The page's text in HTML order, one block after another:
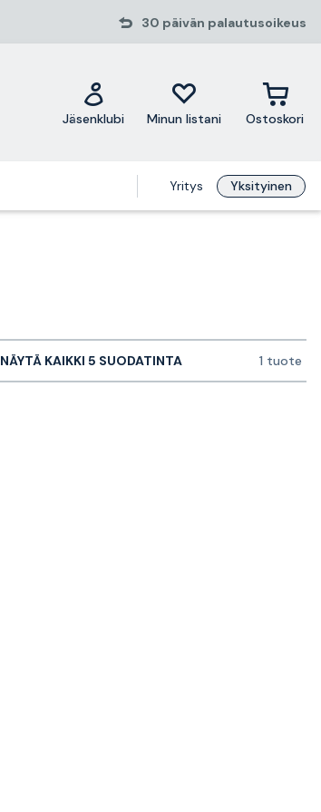
30 päivän palautusoikeus
Jäsenklubi Minun listani Ostoskori
Yritys Yksityinen
NÄYTÄ KAIKKI 5 SUODATINTA 1 tuote